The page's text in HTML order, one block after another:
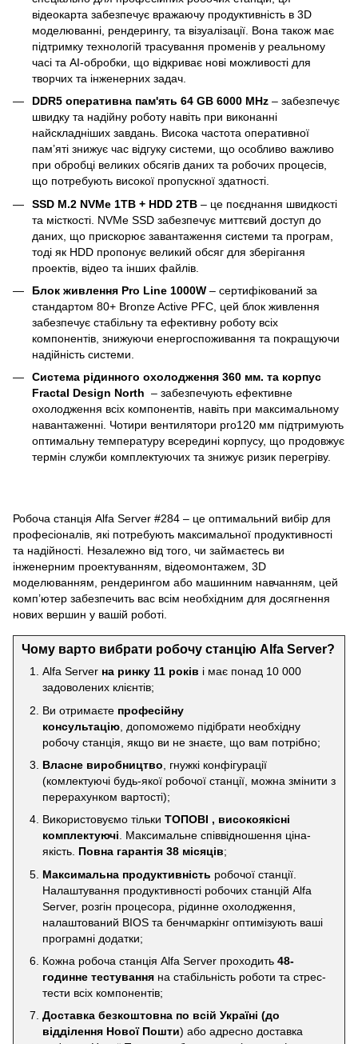
відеокарта забезпечує вражаючу продуктивність в 3D
моделюванні, рендерингу, та візуалізації. Вона також має
підтримку технологій трасування променів у реальному
часі та AI-обробки, що відкриває нові можливості для
творчих та інженерних задач.
DDR5 оперативна пам'ять 64 GB 6000 MHz – забезпечує
швидку та надійну роботу навіть при виконанні
найскладніших завдань. Висока частота оперативної
пам’яті знижує час відгуку системи, що особливо важливо
при обробці великих обсягів даних та робочих процесів,
що потребують високої пропускної здатності.
SSD M.2 NVMe 1TB + HDD 2TB – це поєднання швидкості
та місткості. NVMe SSD забезпечує миттєвий доступ до
даних, що прискорює завантаження системи та програм,
тоді як HDD пропонує великий обсяг для зберігання
проектів, відео та інших файлів.
Блок живлення Pro Line 1000W – сертифікований за
стандартом 80+ Bronze Active PFC, цей блок живлення
забезпечує стабільну та ефективну роботу всіх
компонентів, знижуючи енергоспоживання та покращуючи
надійність системи.
Система рідинного охолодження 360 мм. та корпус
Fractal Design North – забезпечують ефективне
охолодження всіх компонентів, навіть при максимальному
навантаженні. Чотири вентилятори pro120 мм підтримують
оптимальну температуру всередині корпусу, що продовжує
термін служби комплектуючих та знижує ризик перегріву.
Робоча станція Alfa Server #284 – це оптимальний вибір для
професіоналів, які потребують максимальної продуктивності
та надійності. Незалежно від того, чи займаєтесь ви
інженерним проектуванням, відеомонтажем, 3D
моделюванням, рендерингом або машинним навчанням, цей
комп’ютер забезпечить вас всім необхідним для досягнення
нових вершин у вашій роботі.
Чому варто вибрати робочу станцію Alfa Server?
Alfa Server на ринку 11 років і має понад 10 000
задоволених клієнтів;
Ви отримаєте професійну
консультацію , допоможемо підібрати необхідну
робочу станція, якщо ви не знаєте, що вам потрібно;
Власне виробництво , гнужкі конфігурації
(комлектуючі будь-якої робочої станції, можна змінити з
перерахунком вартості);
Використовуємо тільки ТОПОВІ , високоякісні
комплектуючі. Максимальне співвідношення ціна-
якість. Повна гарантія 38 місяців;
Максимальна продуктивність робочої станції.
Налаштування продуктивності робочих станцій Alfa
Server, розгін процесора, рідинне охолодження,
налаштований BIOS та бенчмаркінг оптимізують ваші
програмні додатки;
Кожна робоча станція Alfa Server проходить 48-
годинне тестування на стабільність роботи та стрес-
тести всіх компонентів;
Доставка безкоштовна по всій Україні (до
відділення Нової Пошти) або адресно доставка